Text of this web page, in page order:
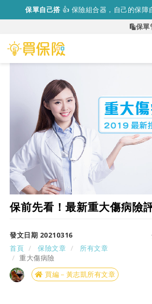
保單自己搭 👍 保險組合器，自己的保障
保單
保前先看！最新重大傷病險
發文日期 20210316
首頁
保險文章
所有文章
重大傷病險
買編－黃志凱所有文章